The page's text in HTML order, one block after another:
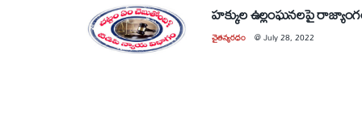
హక్కుల ఉల్లంఘనలపై
చైతన్యరధం @July 28, 2022